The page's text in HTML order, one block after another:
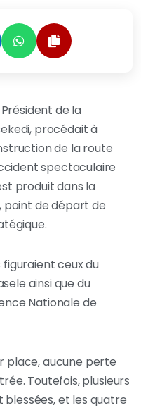
de la
procédait à
de la route
spectaculaire
produit dans la
de départ de
ceux du
ainsi que du
Nationale de
place, aucune perte
Toutefois, plusieurs
et les quatre